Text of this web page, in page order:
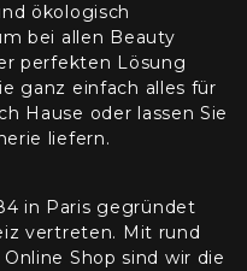
ökologisch
bei allen Beauty
perfekten Lösung
ganz einfach alles für
Hause oder lassen Sie
liefern.
in Paris gegründet
vertreten. Mit rund
Shop sind wir die